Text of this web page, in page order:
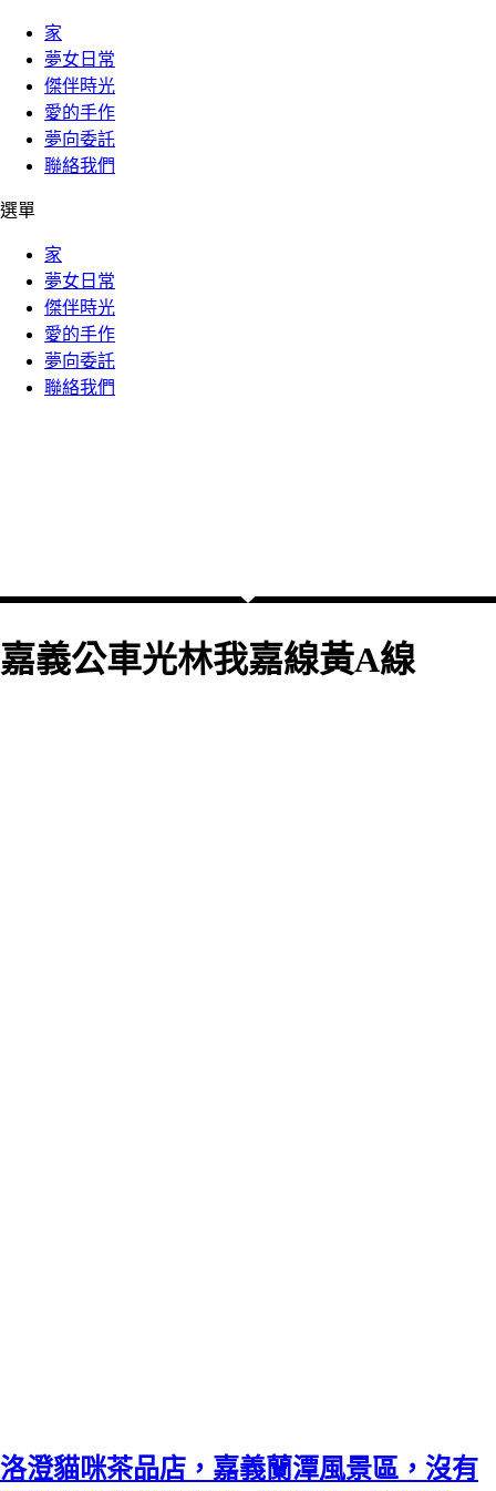
家
夢女日常
傑伴時光
愛的手作
夢向委託
聯絡我們
選單
家
夢女日常
傑伴時光
愛的手作
夢向委託
聯絡我們
嘉義公車光林我嘉線黃A線
洛澄貓咪茶品店，嘉義蘭潭風景區，沒有